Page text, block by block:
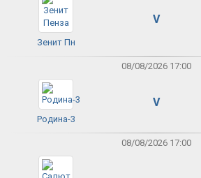
Зенит Пн
V
08/08/2026 17:00
Родина-3
V
08/08/2026 17:00